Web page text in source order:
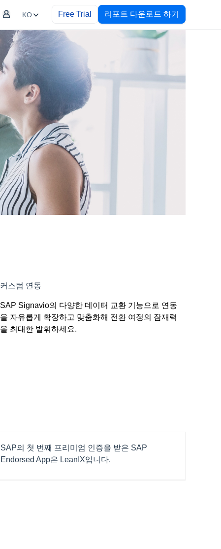
KO Free Trial 리포트 다운로드 하기
커스텀 연동
SAP Signavio의 다양한 데이터 교환 기능으로 연동
을 자유롭게 확장하고 맞춤화해 전환 여정의 잠재력
을 최대한 발휘하세요.
SAP의 첫 번째 프리미엄 인증을 받은 SAP
Endorsed App은 LeanIX입니다.